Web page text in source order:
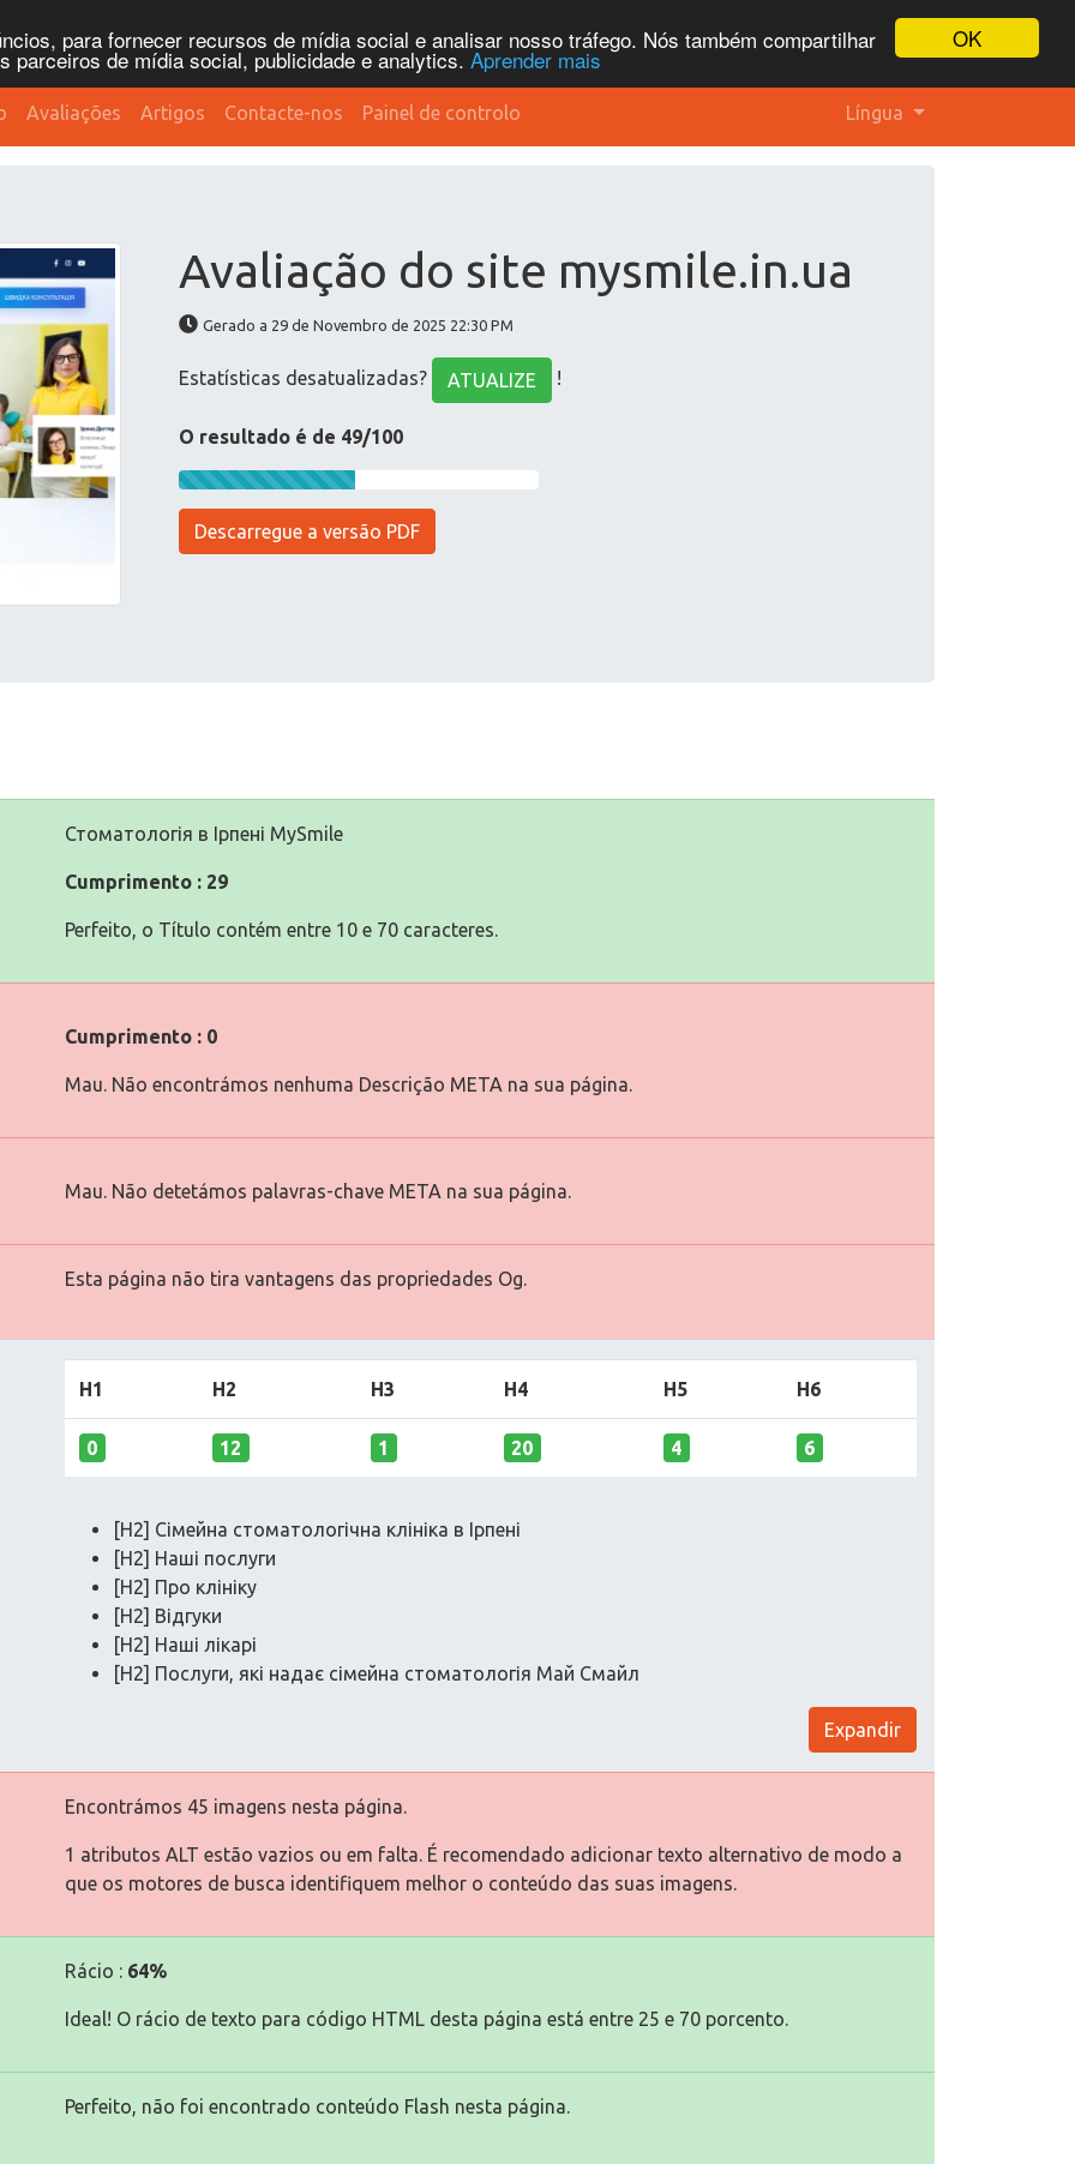
OK
para fornecer recursos de mídia social e analisar nosso tráfego. Nós também compartilhar
parceiros de mídia social, publicidade e analytics. Aprender mais
Avaliações Artigos Contacte-nos Painel de controlo Língua
Avaliação do site mysmile.in.ua
Gerado a 29 de Novembro de 2025 22:30 PM
Estatísticas desatualizadas? ATUALIZE !
O resultado é de 49/100
Descarregue a versão PDF
Стоматологія в Ірпені MySmile
Cumprimento : 29
Perfeito, o Título contém entre 10 e 70 caracteres.
Cumprimento : 0
Mau. Não encontrámos nenhuma Descrição META na sua página.
Mau. Não detetámos palavras-chave META na sua página.
Esta página não tira vantagens das propriedades Og.
H1 H2 H3 H4 H5 H6
0 12 1 20 4 6
[H2] Сімейна стоматологічна клініка в Ірпені
[H2] Наші послуги
[H2] Про клініку
[H2] Відгуки
[H2] Наші лікарі
[H2] Послуги, які надає сімейна стоматологія Май Смайл
Expandir
Encontrámos 45 imagens nesta página.
1 atributos ALT estão vazios ou em falta. É recomendado adicionar texto alternativo de modo a
que os motores de busca identifiquem melhor o conteúdo das suas imagens.
Rácio : 64%
Ideal! O rácio de texto para código HTML desta página está entre 25 e 70 porcento.
Perfeito, não foi encontrado conteúdo Flash nesta página.